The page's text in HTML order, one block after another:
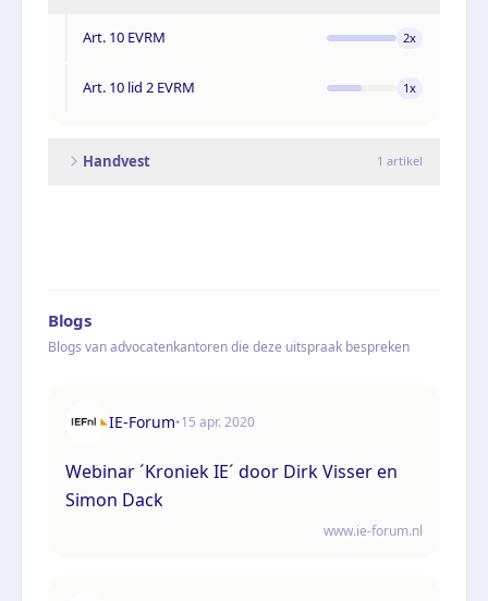
Art. 10 EVRM 2x
Art. 10 lid 2 EVRM 1x
Handvest 1 artikel
Blogs
Blogs van advocatenkantoren die deze uitspraak bespreken
IE-Forum•15 apr. 2020
Webinar ´Kroniek IE´ door Dirk Visser en
Simon Dack
www.ie-forum.nl